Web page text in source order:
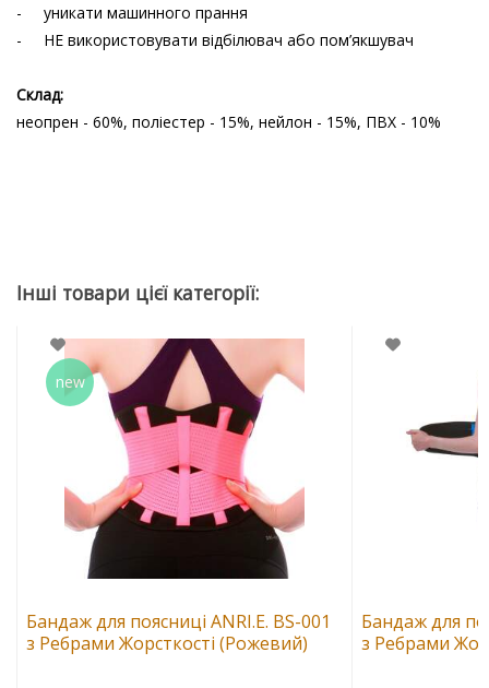
-
уникати машинного прання
-
НЕ використовувати відбілювач або пом’якшувач
Склад:
неопрен - 60%, поліестер - 15%, нейлон - 15%, ПВХ - 10%
Бандаж для поясниці ANRI.E. BS-001
з Ребрами Жорсткості (Рожевий)
Бандаж для
з Ребрами